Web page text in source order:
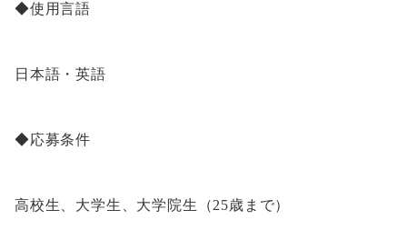
◆使用言語
日本語・英語
◆応募条件
高校生、大学生、大学院生（25歳まで）